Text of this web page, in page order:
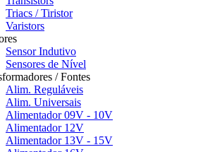
Triacs / Tiristor
Varistors
Sensor Indutivo
Sensores de Nível
/ Fontes
Alim. Reguláveis
Alim. Universais
Alimentador 09V - 10V
Alimentador 12V
Alimentador 13V - 15V